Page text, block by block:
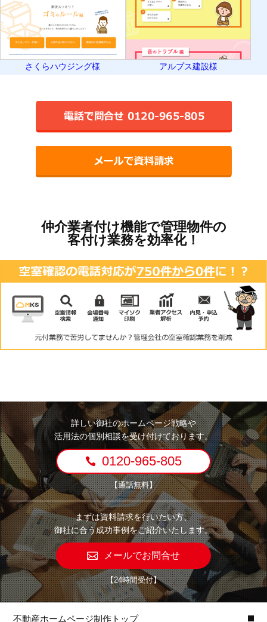
さくらハウジング様 アルプス建設様
仲介業者付け機能で管理物件の
客付け業務を効率化！
詳しい御社のホームページ戦略や
活用法の個別相談を受け付けております。
0120-965-805
【通話無料】
まずは資料請求を行いたい方、
御社に合う成功事例をご紹介いたします。
メールでお問合せ
【24時間受付】
不動産ホームページ制作トップ